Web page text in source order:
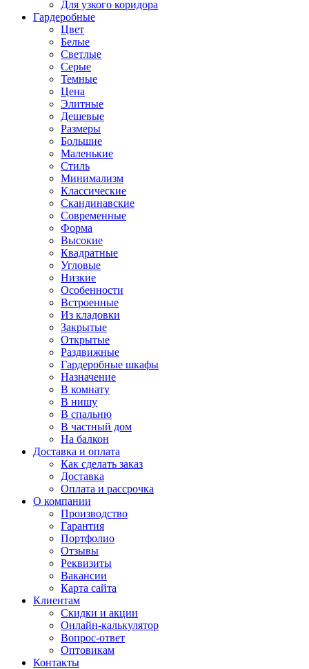
Для узкого коридора
Гардеробные
Цвет
Белые
Светлые
Серые
Темные
Цена
Элитные
Дешевые
Размеры
Большие
Маленькие
Стиль
Минимализм
Классические
Скандинавские
Современные
Форма
Высокие
Квадратные
Угловые
Низкие
Особенности
Встроенные
Из кладовки
Закрытые
Открытые
Раздвижные
Гардеробные шкафы
Назначение
В комнату
В нишу
В спальню
В частный дом
На балкон
Доставка и оплата
Как сделать заказ
Доставка
Оплата и рассрочка
О компании
Производство
Гарантия
Портфолио
Отзывы
Реквизиты
Вакансии
Карта сайта
Клиентам
Скидки и акции
Онлайн-калькулятор
Вопрос-ответ
Оптовикам
Контакты